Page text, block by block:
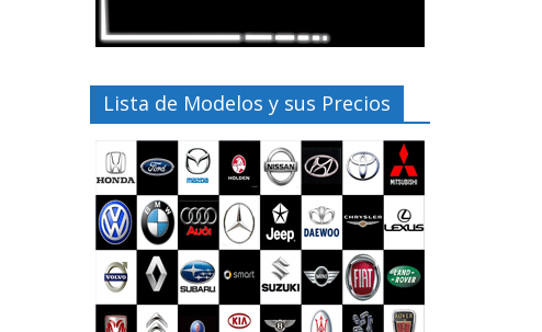
Lista de Modelos y sus Precios